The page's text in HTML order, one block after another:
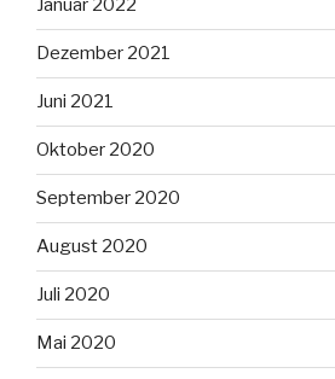
Januar 2022
Dezember 2021
Juni 2021
Oktober 2020
September 2020
August 2020
Juli 2020
Mai 2020